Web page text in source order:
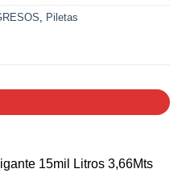
Piletas
15mil Litros 3,66Mts